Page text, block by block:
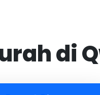
di